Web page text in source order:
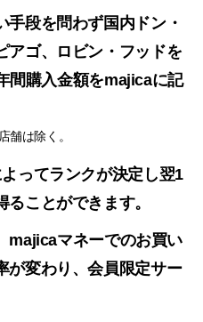
手段を問わず国内ドン・
アゴ、ロビン・フッドを
間購入金額をmajicaに記
舗は除く。
ってランクが決定し翌1
ことができます。
majicaマネーでのお買い
が変わり、会員限定サー